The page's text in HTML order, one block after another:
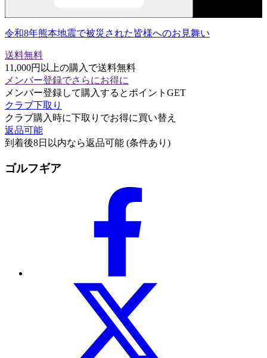
令和8年熊本地震で被災された皆様へのお見舞い
送料無料
11,000円以上の購入で送料無料
メンバー登録でさらにお得に
メンバー登録して購入するとポイントGET
クラブ下取り
クラブ購入時に下取りでお得に買い替え
返品可能
到着後8日以内なら返品可能 (条件あり)
ゴルフギア